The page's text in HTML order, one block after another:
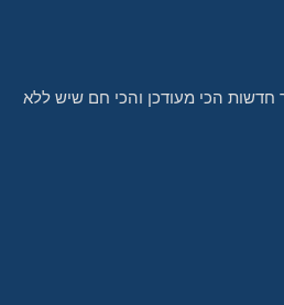
הכי מעודכן והכי חם שיש ללא